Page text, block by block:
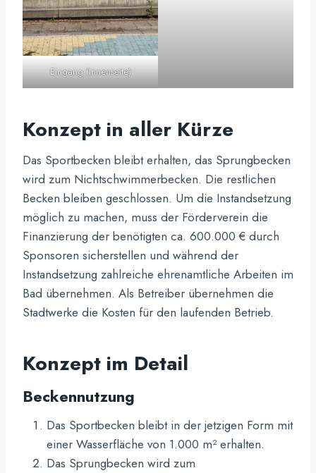
Eingang (Innenseite)
Konzept in aller Kürze
Das Sportbecken bleibt erhalten, das Sprungbecken
wird zum Nichtschwimmerbecken. Die restlichen
Becken bleiben geschlossen. Um die Instandsetzung
möglich zu machen, muss der Förderverein die
Finanzierung der benötigten ca. 600.000 € durch
Sponsoren sicherstellen und während der
Instandsetzung zahlreiche ehrenamtliche Arbeiten im
Bad übernehmen. Als Betreiber übernehmen die
Stadtwerke die Kosten für den laufenden Betrieb.
Konzept im Detail
Beckennutzung
Das Sportbecken bleibt in der jetzigen Form mit
einer Wasserfläche von 1.000 m² erhalten.
Das Sprungbecken wird zum